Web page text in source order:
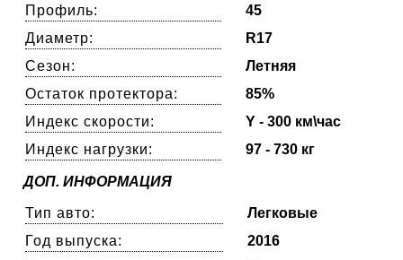
Профиль:
45
Диаметр:
R17
Сезон:
Летняя
Остаток протектора:
85%
Индекс скорости:
Y - 300 км\час
Индекс нагрузки:
97 - 730 кг
ДОП. ИНФОРМАЦИЯ
Тип авто:
Легковые
Год выпуска:
2016